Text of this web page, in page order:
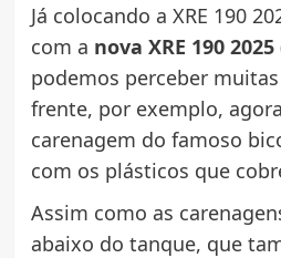
Já colocando a XRE 190
com a nova XRE 190 2025
podemos perceber
frente, por exemplo,
carenagem do famoso
com os plásticos que
Assim como as
abaixo do tanque, que